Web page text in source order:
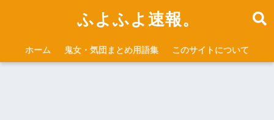
ふよふよ速報。
ホーム 鬼女・気団まとめ用語集 このサイトについて